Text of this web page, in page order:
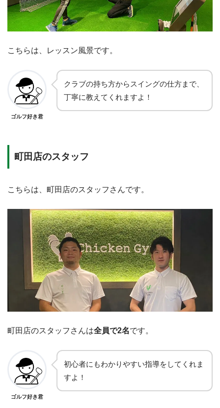
こちらは、レッスン風景です。
ゴルフ好き君
クラブの持ち方からスイングの仕方まで、
丁寧に教えてくれますよ！
町田店のスタッフ
こちらは、町田店のスタッフさんです。
町田店のスタッフさんは全員で2名です。
ゴルフ好き君
初心者にもわかりやすい指導をしてくれま
すよ！